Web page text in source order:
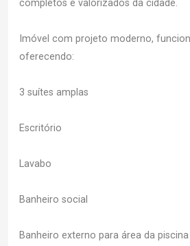
completos e valorizados da cidade.
Imóvel com projeto moderno,
oferecendo:
3 suítes amplas
Escritório
Lavabo
Banheiro social
Banheiro externo para área da piscina